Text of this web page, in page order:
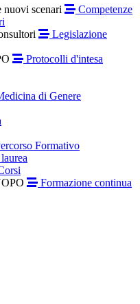
nuovi scenari
Competenze
Legislazione
Protocolli d'intesa
di Genere
Formativo
Formazione continua